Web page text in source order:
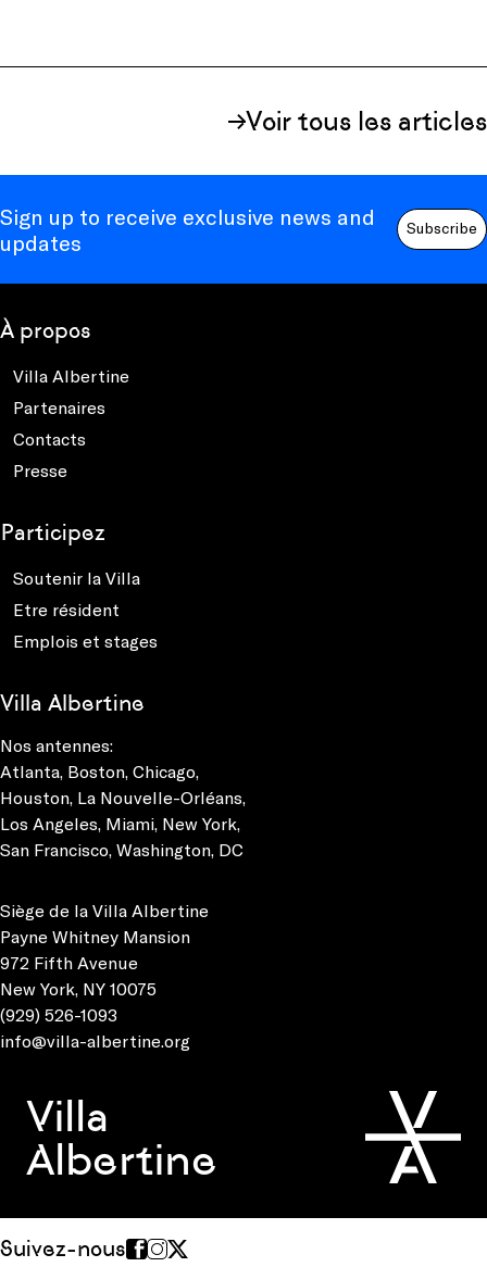
Voir tous les articles
Sign up to receive exclusive news and
updates
Subscribe
À propos
Villa Albertine
Partenaires
Contacts
Presse
Participez
Soutenir la Villa
Etre résident
Emplois et stages
Villa Albertine
Nos antennes:
Atlanta, Boston, Chicago,
Houston, La Nouvelle-Orléans,
Los Angeles, Miami, New York,
San Francisco, Washington, DC
Siège de la Villa Albertine
Payne Whitney Mansion
972 Fifth Avenue
New York, NY 10075
(929) 526-1093
info@villa-albertine.org
Villa
Albertine
Suivez-nous